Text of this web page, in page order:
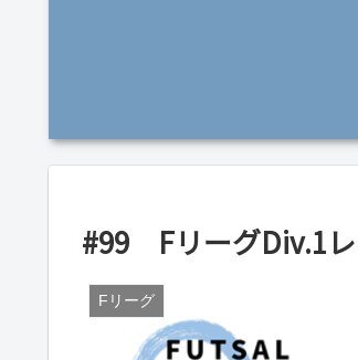
#99 FリーグDiv.1レ
Fリーグ